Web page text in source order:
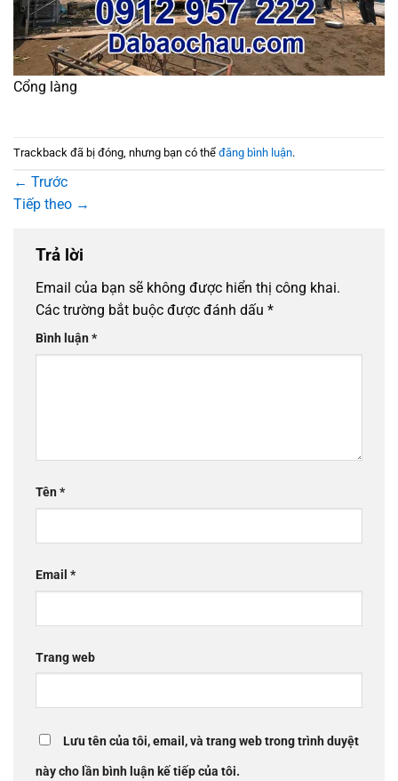
Cổng làng
Trackback đã bị đóng, nhưng bạn có thể đăng bình luận.
← Trước
Tiếp theo →
Trả lời
Email của bạn sẽ không được hiển thị công khai.
Các trường bắt buộc được đánh dấu *
Bình luận*
Tên*
Email *
Trang web
Lưu tên của tôi, email, và trang web trong trình duyệt
này cho lần bình luận kế tiếp của tôi.